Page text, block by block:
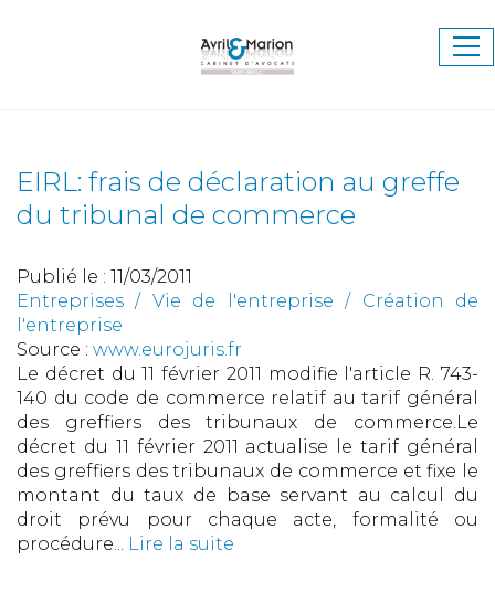
EIRL: frais de déclaration au greffe
du tribunal de commerce
Publié le : 11/03/2011
Entreprises / Vie de l'entreprise / Création de
l'entreprise
Source : www.eurojuris.fr
Le décret du 11 février 2011 modifie l'article R. 743-
140 du code de commerce relatif au tarif général
des greffiers des tribunaux de commerce.Le
décret du 11 février 2011 actualise le tarif général
des greffiers des tribunaux de commerce et fixe le
montant du taux de base servant au calcul du
droit prévu pour chaque acte, formalité ou
procédure... Lire la suite